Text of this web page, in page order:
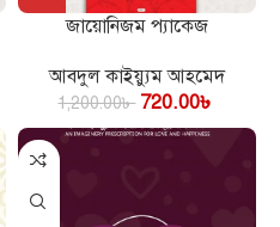
জায়োনিজম প্যাকেজ
আবদুল কাইয়্যুম আহমেদ
1,200.00৳ 720.00৳